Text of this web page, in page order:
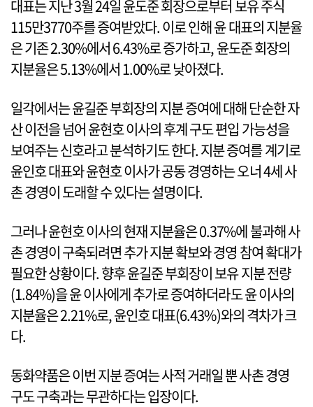
대표는 지난 3월 24일 윤도준 회장으로부터 보유 주식
115만3770주를 증여받았다. 이로 인해 윤 대표의 지분율
은 기존 2.30%에서 6.43%로 증가하고, 윤도준 회장의
지분율은 5.13%에서 1.00%로 낮아졌다.
일각에서는 윤길준 부회장의 지분 증여에 대해 단순한 자
산 이전을 넘어 윤현호 이사의 후계 구도 편입 가능성을
보여주는 신호라고 분석하기도 한다. 지분 증여를 계기로
윤인호 대표와 윤현호 이사가 공동 경영하는 오너 4세 사
촌 경영이 도래할 수 있다는 설명이다.
그러나 윤현호 이사의 현재 지분율은 0.37%에 불과해 사
촌 경영이 구축되려면 추가 지분 확보와 경영 참여 확대가
필요한 상황이다. 향후 윤길준 부회장이 보유 지분 전량
(1.84%)을 윤 이사에게 추가로 증여하더라도 윤 이사의
지분율은 2.21%로, 윤인호 대표(6.43%)와의 격차가 크
다.
동화약품은 이번 지분 증여는 사적 거래일 뿐 사촌 경영
구도 구축과는 무관하다는 입장이다.